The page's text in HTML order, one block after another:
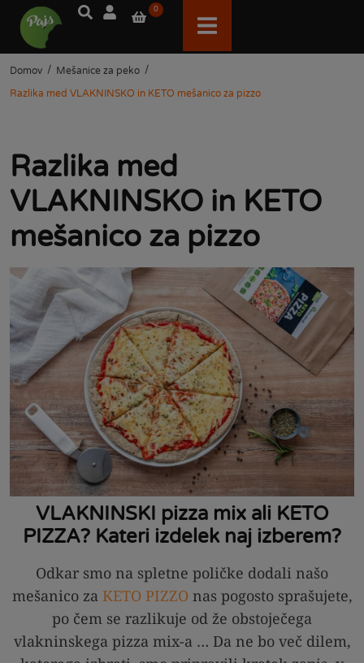
0
Domov / Mešanice za peko /
Razlika med VLAKNINSKO in KETO mešanico za pizzo
Razlika med
VLAKNINSKO in KETO
mešanico za pizzo
VLAKNINSKI pizza mix ali KETO
PIZZA? Kateri izdelek naj izberem?
Odkar smo na spletne poličke dodali našo
mešanico za KETO PIZZOnas pogosto sprašujete,
po čem se razlikuje od že obstoječega
vlakninskega pizza mix-a … Da ne bo več dilem,